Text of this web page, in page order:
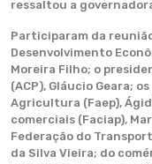
ressaltou a
Participaram da
Desenvolvimento
Moreira Filho; o
(ACP), Gláucio Geara;
Agricultura (Faep),
comerciais (Faciap),
Federação do
da Silva Vieira; do